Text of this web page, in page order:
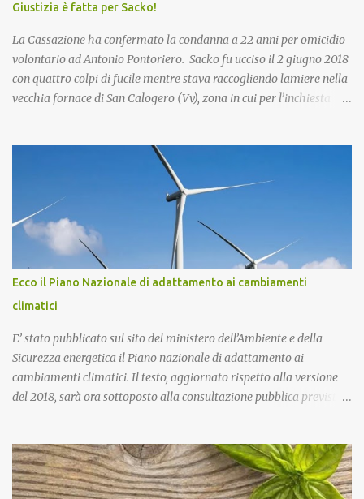
Giustizia è fatta per Sacko!
La Cassazione ha confermato la condanna a 22 anni per omicidio
volontario ad Antonio Pontoriero. Sacko fu ucciso il 2 giugno 2018
con quattro colpi di fucile mentre stava raccogliendo lamiere nella
vecchia fornace di San Calogero (Vv), zona in cui per l’inchiesta
dall’Enel di Brindisi, Priolo Gallo (Sr) e Termini Imerese (Pa).
Pontoriero era già stato riconosciuto colpevole dell'omicidio e
condannato a 22 anni di carcere sia in primo grado che in appello.
Nel 2018, pochi giorni dopo l'omicidio di Sacko, presentai
un'interrogazione parlamentare all'allora ministro dell'interno
Salvini per accertare se nella vicenda vi era il coinvolgimento della
‘ndrangheta, che in quella provincia ha risapute radici e
giustizia è stata fatta! Lo Stato ha il dovere di difendere i più de...
Ecco il Piano Nazionale di adattamento ai cambiamenti
climatici
E’ stato pubblicato sul sito del ministero dell’Ambiente e della
Sicurezza energetica il Piano nazionale di adattamento ai
cambiamenti climatici. Il testo, aggiornato rispetto alla versione
del 2018, sarà ora sottoposto alla consultazione pubblica prevista
nazionale per implementare azioni volte a ridurre al minimo i
rischi derivanti dai cambiamenti climatici, migliorare la capacità
di adattamento dei sistemi naturali, sociali ed economici, nonchè